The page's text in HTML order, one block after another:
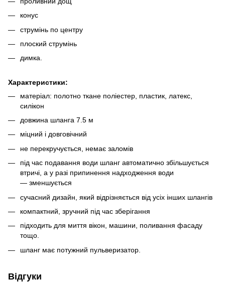
конус
струмінь по центру
плоский струмінь
димка.
Характеристики:
матеріал: полотно ткане поліестер, пластик, латекс,
силікон
довжина шланга 7.5 м
міцний і довговічний
не перекручується, немає заломів
під час подавання води шланг автоматично збільшується
втричі, а у разі припинення надходження води
— зменшується
сучасний дизайн, який відрізняється від усіх інших шлангів
компактний, зручний під час зберігання
підходить для миття вікон, машини, поливання фасаду
тощо.
шланг має потужний пульверизатор.
Відгуки